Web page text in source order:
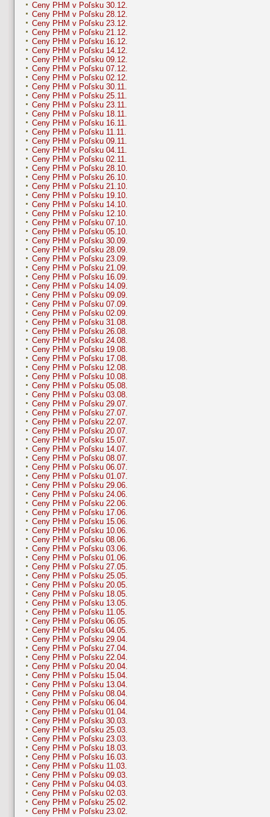
Ceny PHM v Poľsku 30.12.
Ceny PHM v Poľsku 28.12.
Ceny PHM v Poľsku 23.12.
Ceny PHM v Poľsku 21.12.
Ceny PHM v Poľsku 16.12.
Ceny PHM v Poľsku 14.12.
Ceny PHM v Poľsku 09.12.
Ceny PHM v Poľsku 07.12.
Ceny PHM v Poľsku 02.12.
Ceny PHM v Poľsku 30.11.
Ceny PHM v Poľsku 25.11.
Ceny PHM v Poľsku 23.11.
Ceny PHM v Poľsku 18.11.
Ceny PHM v Poľsku 16.11.
Ceny PHM v Poľsku 11.11.
Ceny PHM v Poľsku 09.11.
Ceny PHM v Poľsku 04.11.
Ceny PHM v Poľsku 02.11.
Ceny PHM v Poľsku 28.10.
Ceny PHM v Poľsku 26.10.
Ceny PHM v Poľsku 21.10.
Ceny PHM v Poľsku 19.10.
Ceny PHM v Poľsku 14.10.
Ceny PHM v Poľsku 12.10.
Ceny PHM v Poľsku 07.10.
Ceny PHM v Poľsku 05.10.
Ceny PHM v Poľsku 30.09.
Ceny PHM v Poľsku 28.09.
Ceny PHM v Poľsku 23.09.
Ceny PHM v Poľsku 21.09.
Ceny PHM v Poľsku 16.09.
Ceny PHM v Poľsku 14.09.
Ceny PHM v Poľsku 09.09.
Ceny PHM v Poľsku 07.09.
Ceny PHM v Poľsku 02.09.
Ceny PHM v Poľsku 31.08.
Ceny PHM v Poľsku 26.08.
Ceny PHM v Poľsku 24.08.
Ceny PHM v Poľsku 19.08.
Ceny PHM v Poľsku 17.08.
Ceny PHM v Poľsku 12.08.
Ceny PHM v Poľsku 10.08.
Ceny PHM v Poľsku 05.08.
Ceny PHM v Poľsku 03.08.
Ceny PHM v Poľsku 29.07.
Ceny PHM v Poľsku 27.07.
Ceny PHM v Poľsku 22.07.
Ceny PHM v Poľsku 20.07.
Ceny PHM v Poľsku 15.07.
Ceny PHM v Poľsku 14.07.
Ceny PHM v Poľsku 08.07.
Ceny PHM v Poľsku 06.07.
Ceny PHM v Poľsku 01.07.
Ceny PHM v Poľsku 29.06.
Ceny PHM v Poľsku 24.06.
Ceny PHM v Poľsku 22.06.
Ceny PHM v Poľsku 17.06.
Ceny PHM v Poľsku 15.06.
Ceny PHM v Poľsku 10.06.
Ceny PHM v Poľsku 08.06.
Ceny PHM v Poľsku 03.06.
Ceny PHM v Poľsku 01.06.
Ceny PHM v Poľsku 27.05.
Ceny PHM v Poľsku 25.05.
Ceny PHM v Poľsku 20.05.
Ceny PHM v Poľsku 18.05.
Ceny PHM v Poľsku 13.05.
Ceny PHM v Poľsku 11.05.
Ceny PHM v Poľsku 06.05.
Ceny PHM v Poľsku 04.05.
Ceny PHM v Poľsku 29.04.
Ceny PHM v Poľsku 27.04.
Ceny PHM v Poľsku 22.04.
Ceny PHM v Poľsku 20.04.
Ceny PHM v Poľsku 15.04.
Ceny PHM v Poľsku 13.04.
Ceny PHM v Poľsku 08.04.
Ceny PHM v Poľsku 06.04.
Ceny PHM v Poľsku 01.04.
Ceny PHM v Poľsku 30.03.
Ceny PHM v Poľsku 25.03.
Ceny PHM v Poľsku 23.03.
Ceny PHM v Poľsku 18.03.
Ceny PHM v Poľsku 16.03.
Ceny PHM v Poľsku 11.03.
Ceny PHM v Poľsku 09.03.
Ceny PHM v Poľsku 04.03.
Ceny PHM v Poľsku 02.03.
Ceny PHM v Poľsku 25.02.
Ceny PHM v Poľsku 23.02.